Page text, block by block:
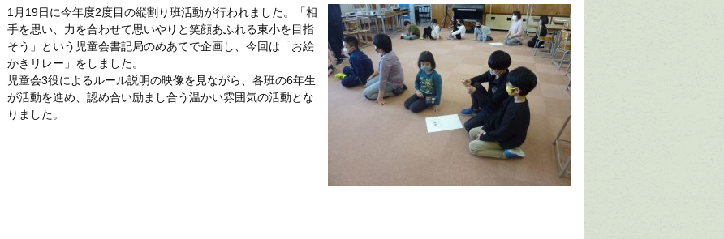
1月19日に今年度2度目の縦割り班活動が行われました。「相
手を思い、力を合わせて思いやりと笑顔あふれる東小を目指
そう」という児童会書記局のめあてで企画し、今回は「お絵
かきリレー」をしました。
児童会3役によるルール説明の映像を見ながら、各班の6年生
が活動を進め、認め合い励まし合う温かい雰囲気の活動とな
りました。